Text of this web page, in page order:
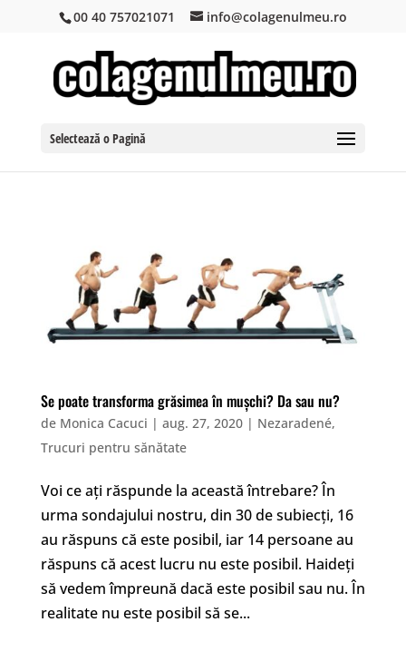
00 40 757021071 info@colagenulmeu.ro
Selectează o Pagină
Se poate transforma grăsimea în mușchi? Da sau nu?
de Monica Cacuci | aug. 27, 2020| Nezaradené,
Trucuri pentru sănătate
Voi ce ați răspunde la această întrebare? În
urma sondajului nostru, din 30 de subiecți, 16
au răspuns că este posibil, iar 14 persoane au
răspuns că acest lucru nu este posibil. Haideți
să vedem împreună dacă este posibil sau nu. În
realitate nu este posibil să se...